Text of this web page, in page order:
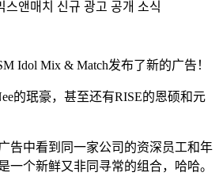
Idol Mix & Match发布了新的广告！
的珉豪，甚至还有RISE的恩硕和元
告中看到同一家公司的资深员工和年
一个新鲜又非同寻常的组合，哈哈。